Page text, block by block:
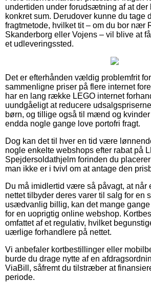
undertiden under forudsætning af at der
konkret sum. Derudover kunne du tage
fragtmetode, hvilket tit – om du bor nær
Skanderborg eller Vojens – vil blive at
et udleveringssted.
Det er efterhånden vældig problemfrit
sammenligne priser på flere internet
har en lang række LEGO internet
uundgåeligt at reducere
børn, og tillige også til mænd og
endda nogle gange love portofri fragt.
Dog kan det til hver en tid være
nogle enkelte webshops efter rabat på
Spejdersoldathjelm forinden du
man ikke er i tvivl om at antage den
Du må imidlertid være så påvagt, at når
nettet tilbyder deres varer til salg for en
usædvanlig billig, kan det mange
for en uoprigtig online webshop.
omfattet af et regulativ, hvilket
uærlige forhandlere på nettet.
Vi anbefaler kortbestillinger eller
burde du drage nytte af en
ViaBill, såfremt du tilstræber at
periode.